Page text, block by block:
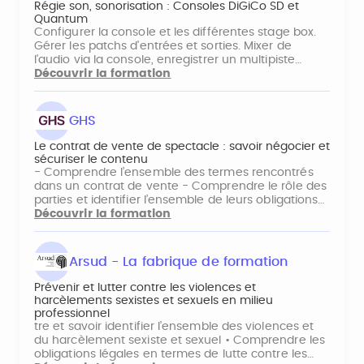
Régie son, sonorisation : Consoles DiGiCo SD et
Quantum
Configurer la console et les différentes stage box.
Gérer les patchs d'entrées et sorties. Mixer de
l'audio via la console, enregistrer un multipiste…
Découvrir la formation
GHS
Le contrat de vente de spectacle : savoir négocier et
sécuriser le contenu
- Comprendre l’ensemble des termes rencontrés
dans un contrat de vente - Comprendre le rôle des
parties et identifier l’ensemble de leurs obligations…
Découvrir la formation
Arsud - La fabrique de formation
Prévenir et lutter contre les violences et
harcèlements sexistes et sexuels en milieu
professionnel
tre et savoir identifier l’ensemble des violences et
du harcèlement sexiste et sexuel • Comprendre les
obligations légales en termes de lutte contre les…